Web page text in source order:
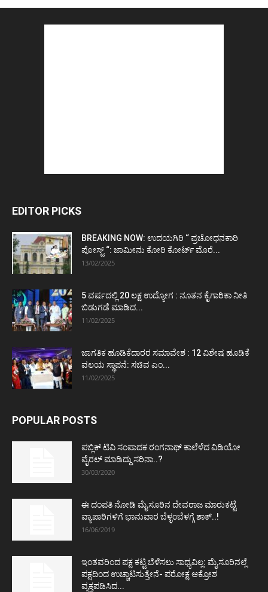
EDITOR PICKS
BREAKING NOW: ಉದಯಗಿರಿ “ ಪ್ರಚೋಧನಕಾರಿ
ಪೋಸ್ಟ್‌ “: ಜಾಮೀನು ಕೋರಿ ಕೋರ್ಟ್‌ ಮೊರೆ...
13/02/2025
5 ವರ್ಷದಲ್ಲಿ 20 ಲಕ್ಷ ಉದ್ಯೋಗ : ನೂತನ ಕೈಗಾರಿಕಾ ನೀತಿ
ಬಿಡುಗಡೆ ಮಾಡಿದ...
11/02/2025
ಜಾಗತಿಕ ಹೂಡಿಕೆದಾರರ ಸಮಾವೇಶ : 12 ವಿಶೇಷ ಹೂಡಿಕೆ
ವಲಯ ಸ್ಥಾಪನೆ: ಸಚಿವ ಎಂ...
11/02/2025
POPULAR POSTS
ಪಬ್ಲಿಕ್ ಟಿವಿ ಸಂಪಾದಕ ರಂಗನಾಥ್ ಕಾಲೆಳೆದ ವಿಡಿಯೋ
ವೈರಲ್ ಮಾಡಿದ್ದು ಸರಿನಾ..?
30/03/2020
ಈ ದಂಪತಿ ನೋಡಿ ಮೈಸೂರಿನ ದೇವರಾಜ ಮಾರುಕಟ್ಟೆ
ವ್ಯಾಪಾರಿಗಳಿಗೆ ಭಾನುವಾರ ಬೆಳ್ಳಂಬೆಳಗ್ಗೆ ಶಾಕ್..!
16/06/2019
ಇಂತವರಿಂದ ಪಕ್ಷ ಕಟ್ಟಿ ಬೆಳೆಸಲು ಸಾಧ್ಯವಿಲ್ಲ: ಮೈಸೂರಿನಲ್ಲೆ
ಪಕ್ಷದಿಂದ ಉಚ್ಚಾಟಿಸುತ್ತೇನೆ- ಪರೋಕ್ಷ ಆಕ್ರೋಶ
ವ್ಯಕ್ತಪಡಿಸಿದ...